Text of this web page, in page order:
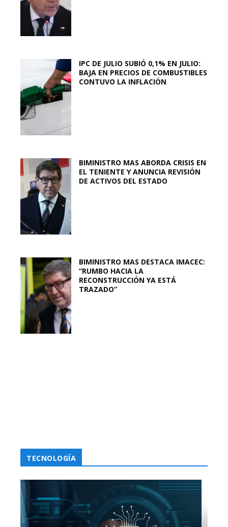
IPC DE JULIO SUBIÓ 0,1% EN JULIO:
BAJA EN PRECIOS DE COMBUSTIBLES
CONTUVO LA INFLACIÓN
BIMINISTRO MAS ABORDA CRISIS EN
EL TENIENTE Y ANUNCIA REVISIÓN
DE ACTIVOS DEL ESTADO
BIMINISTRO MAS DESTACA IMACEC:
“RUMBO HACIA LA
RECONSTRUCCIÓN YA ESTÁ
TRAZADO”
TECNOLOGÍA